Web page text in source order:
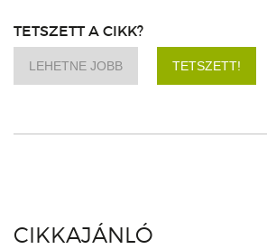
TETSZETT A CIKK?
LEHETNE JOBB TETSZETT!
CIKKAJÁNLÓ